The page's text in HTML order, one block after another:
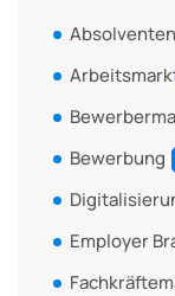
Absolventen
Bewerbung
Employer